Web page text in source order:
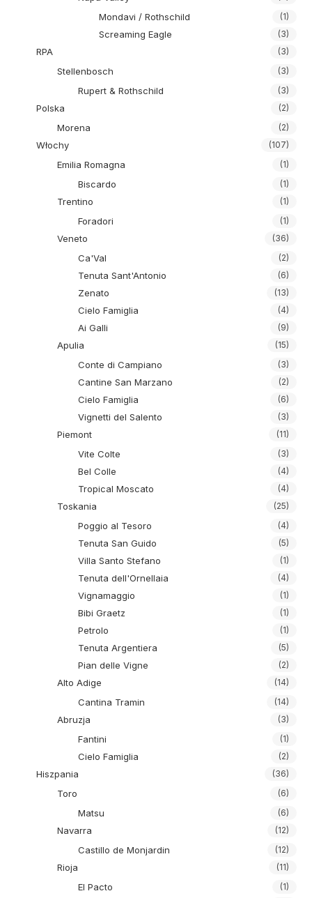
Mondavi / Rothschild (1)
Screaming Eagle (3)
RPA (3)
Stellenbosch (3)
Rupert & Rothschild (3)
Polska (2)
Morena (2)
Włochy (107)
Emilia Romagna (1)
Biscardo (1)
Trentino (1)
Foradori (1)
Veneto (36)
Ca'Val (2)
Tenuta Sant'Antonio (6)
Zenato (13)
Cielo Famiglia (4)
Ai Galli (9)
Apulia (15)
Conte di Campiano (3)
Cantine San Marzano (2)
Cielo Famiglia (6)
Vignetti del Salento (3)
Piemont (11)
Vite Colte (3)
Bel Colle (4)
Tropical Moscato (4)
Toskania (25)
Poggio al Tesoro (4)
Tenuta San Guido (5)
Villa Santo Stefano (1)
Tenuta dell'Ornellaia (4)
Vignamaggio (1)
Bibi Graetz (1)
Petrolo (1)
Tenuta Argentiera (5)
Pian delle Vigne (2)
Alto Adige (14)
Cantina Tramin (14)
Abruzja (3)
Fantini (1)
Cielo Famiglia (2)
Hiszpania (36)
Toro (6)
Matsu (6)
Navarra (12)
Castillo de Monjardin (12)
Rioja (11)
El Pacto (1)